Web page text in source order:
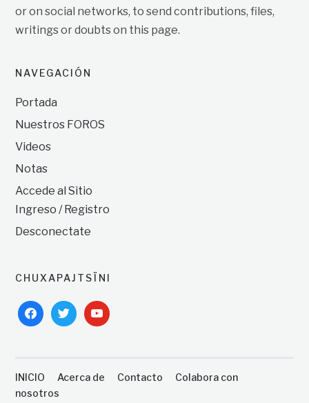
or on social networks, to send contributions, files,
writings or doubts on this page.
NAVEGACIÓN
Portada
Nuestros FOROS
Videos
Notas
Accede al Sitio
Ingreso / Registro
Desconectate
CHUXAPAJTSÏNI
facebooktwitteryoutube
INICIO Acerca de Contacto
Colabora con
nosotros